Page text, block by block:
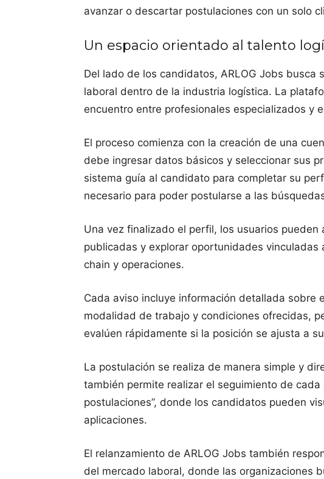
avanzar o descartar postulaciones con un solo
Un espacio orientado al talento
Del lado de los candidatos, ARLOG Jobs busca
laboral dentro de la industria logística. La
encuentro entre profesionales especializados y
El proceso comienza con la creación de una
debe ingresar datos básicos y seleccionar sus
sistema guía al candidato para completar su
necesario para poder postularse a las
Una vez finalizado el perfil, los usuarios
publicadas y explorar oportunidades
chain y operaciones.
Cada aviso incluye información detallada sobre
modalidad de trabajo y condiciones ofrecidas,
evalúen rápidamente si la posición se ajusta a
La postulación se realiza de manera simple y
también permite realizar el seguimiento de cada
postulaciones”, donde los candidatos pueden
aplicaciones.
El relanzamiento de ARLOG Jobs también
del mercado laboral, donde las organizaciones